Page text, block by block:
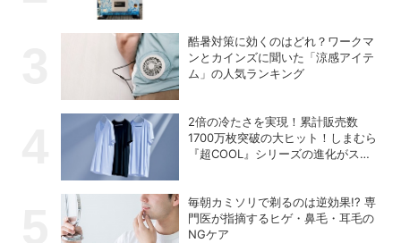
酷暑対策に効くのはどれ？ワークマ
ンとカインズに聞いた「涼感アイテ
ム」の人気ランキング
2倍の冷たさを実現！累計販売数
1700万枚突破の大ヒット！しまむら
『超COOL』シリーズの進化がスゴ
毎朝カミソリで剃るのは逆効果!? 専
門医が指摘するヒゲ・鼻毛・耳毛の
NGケア